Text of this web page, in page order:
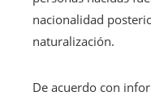
nacionalidad
naturalización.
De acuerdo con